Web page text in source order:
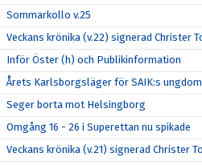
Sommarkollo v.25
Veckans krönika (v.22) signerad Christer
Inför Öster (h) och Publikinformation
Årets Karlsborgsläger för SAIK:s
Seger borta mot Helsingborg
Omgång 16 - 26 i Superettan nu spikade
Veckans krönika (v.21) signerad Christer